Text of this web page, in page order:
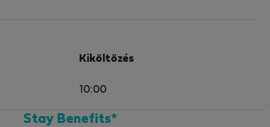
Kiköltözés
10:00
Stay Benefits*